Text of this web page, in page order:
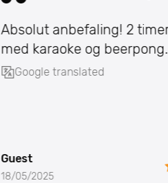
Absolut anbefaling! 2
med karaoke og beerpong.
Google translated
Guest
18/05/2025